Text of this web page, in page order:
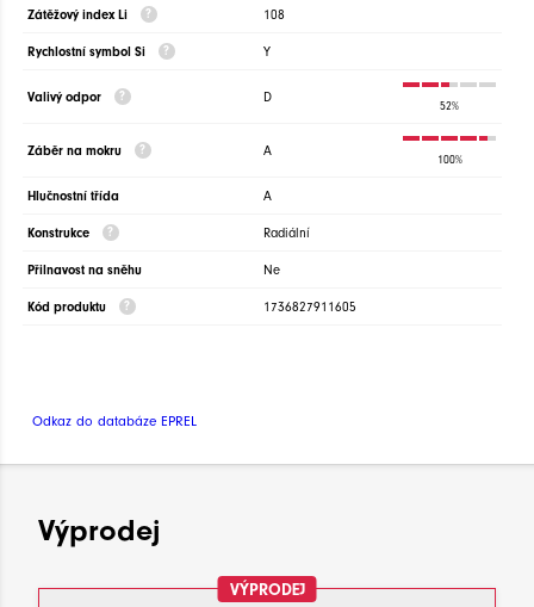
Zátěžový index Li 108
Rychlostní symbol Si Y
Valivý odpor D
52%
Záběr na mokru A
100%
Hlučnostní třída A
Konstrukce Radiální
Přilnavost na sněhu Ne
Kód produktu 1736827911605
Odkaz do databáze EPREL
Výprodej
VÝPRODEJ